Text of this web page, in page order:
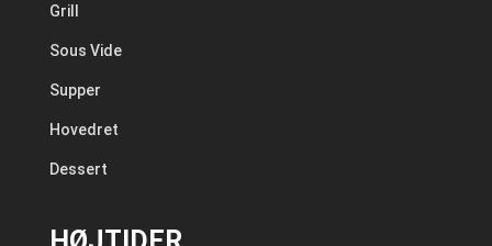
Grill
Sous Vide
Supper
Hovedret
Dessert